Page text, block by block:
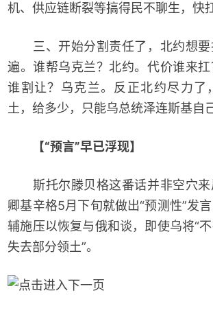
机、供应链断裂等搞得民不聊生，快
三、开始分割责任了，北约想要
遍。谁帮乌克兰？北约。代价谁来
谁割让？乌克兰。反正北约尽力了
土，给多少，只能乌总统泽连斯基自
【“预言”早已浮现】
斯托尔滕贝格这番话并非空穴来
卿基辛格5月下旬就做出“预测性”发
辅施压以恢复与俄和谈，即使乌将“
失去部分领土”。